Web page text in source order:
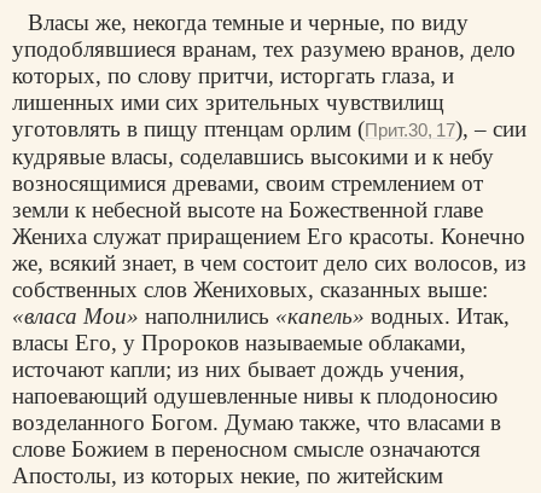
Власы же, некогда темные и черные, по виду
уподоблявшиеся вранам, тех разумею вранов, дело
которых, по слову притчи, исторгать глаза, и
лишенных ими сих зрительных чувствилищ
уготовлять в пищу птенцам орлим (Прит.30, 17), – сии
кудрявые власы, соделавшись высокими и к небу
возносящимися древами, своим стремлением от
земли к небесной высоте на Божественной главе
Жениха служат приращением Его красоты. Конечно
же, всякий знает, в чем состоит дело сих волосов, из
собственных слов Жениховых, сказанных выше:
«власа Мои» наполнились «капель» водных. Итак,
власы Его, у Пророков называемые облаками,
источают капли; из них бывает дождь учения,
напоевающий одушевленные нивы к плодоносию
возделанного Богом. Думаю также, что власами в
слове Божием в переносном смысле означаются
Апостолы, из которых некие, по житейским